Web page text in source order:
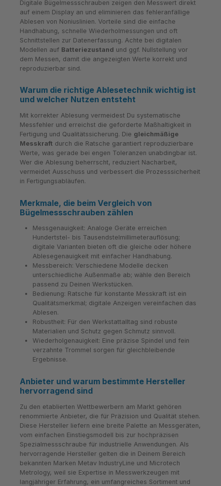
Digitale Bügelmessschrauben zeigen den Messwert direkt
auf einem Display an und eliminieren das fehleranfällige
Ablesen von Noniuslinien. Vorteile sind die einfache
Handhabung, schnelle Wiederholmessungen und oft
Schnittstellen zur Datenerfassung. Achte bei digitalen
Modellen auf Batteriezustand und ggf. Nullstellung vor
dem Messen, damit die angezeigten Werte korrekt und
reproduzierbar sind.
Warum die richtige Ablesetechnik wichtig ist
und welcher Nutzen entsteht
Mit korrekter Ablesung vermeidest Du systematische
Messfehler und erreichst die geforderte Maßhaltigkeit in
Fertigung und Qualitätssicherung. Die gleichmäßige
Messkraft durch die Ratsche garantiert reproduzierbare
Werte, was gerade bei engen Toleranzen unabdingbar ist.
Wer die Ablesung beherrscht, reduziert Nacharbeit,
vermeidet Ausschuss und verbessert die Prozesssicherheit
in Fertigungsabläufen.
Merkmale, die beim Vergleich von
Bügelmessschrauben zählen
Messgenauigkeit: Analoge Geräte erreichen
Hundertstel- bis Tausendstelmillimeterauflösung;
digitale Varianten bieten oft die gleiche oder höhere
Ablesegenauigkeit mit einfacher Handhabung.
Messbereich: Verschiedene Modelle decken
unterschiedliche Außenmaße ab; wähle den Bereich
passend zu Deinen Werkstücken.
Bedienung: Ratsche für konstante Messkraft ist ein
Qualitätsmerkmal; digitale Anzeigen vereinfachen das
Ablesen.
Robustheit: Für den Werkstattalltag sind robuste
Materialien und Schutz gegen Schmutz sinnvoll.
Wiederholgenauigkeit: Eine präzise Spindel und fein
verzahnte Trommel sorgen für gleichbleibende
Ergebnisse.
Anbieter und warum bestimmte Hersteller
hervorragend sind
Zu den etablierten Wettbewerbern am Markt gehören
renommierte Anbieter, die für Präzision und Qualität stehen.
Diese Hersteller liefern eine breite Palette an Messgeräten,
vom einfachen Einstiegsmodell bis zur hochpräzisen
Spezialmessschraube für industrielle Anwendungen. Als
hervorragende Hersteller gelten die in Deinem Bereich
bekannten Marken Metav IndustryLine und Microtech
Metrology, weil sie Expertise in Messwerkzeugen mit
langjähriger Erfahrung, ein umfangreiches Sortiment und